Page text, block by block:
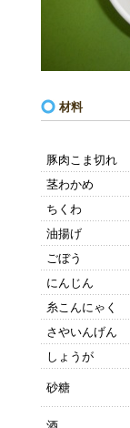
材料
豚肉こま切れ
茎わかめ
ちくわ
油揚げ
ごぼう
にんじん
糸こんにゃく
さやいんげん
しょうが
砂糖